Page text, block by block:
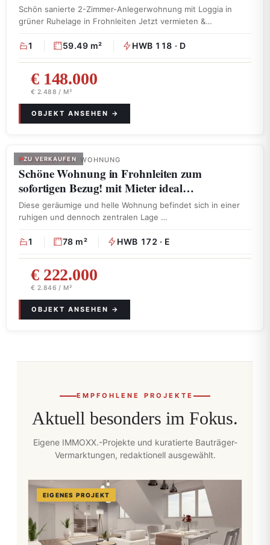
Schön sanierte 2-Zimmer-Anlegerwohnung mit Loggia in
grüner Ruhelage in Frohnleiten Jetzt vermieten &
1 59.49 m² HWB 118 · D
€ 148.000
€ 2.488 / M²
ZU VERKAUFEN
FROHNLEITEN· WOHNUNG
Schöne Wohnung in Frohnleiten zum
sofortigen Bezug! mit Mieter ideal…
Diese geräumige und helle Wohnung befindet sich in einer
ruhigen und dennoch zentralen Lage …
1 78 m² HWB 172 · E
€ 222.000
€ 2.846 / M²
EMPFOHLENE PROJEKTE
Aktuell besonders im Fokus.
Eigene IMMOXX.-Projekte und kuratierte Bauträger-
Vermarktungen, redaktionell ausgewählt.
EIGENES PROJEKT